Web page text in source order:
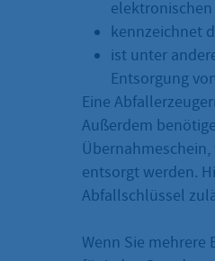
kennzeichnet
ist unter
Entsorgung
Eine
Außerdem
entsorgt werden.
Abfallschlüssel
Wenn Sie